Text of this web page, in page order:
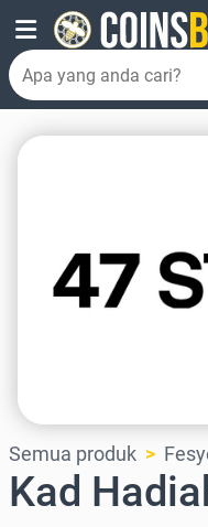
Semua produk
Kad